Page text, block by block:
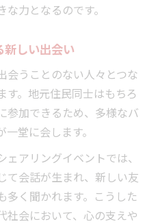
力となるのです。
しい出会い
会うことのない人々とつな
す。地元住民同士はもちろ
参加できるため、多様なバ
堂に会します。
アリングイベントでは、
て会話が生まれ、新しい友
多く聞かれます。こうした
社会において、心の支えや